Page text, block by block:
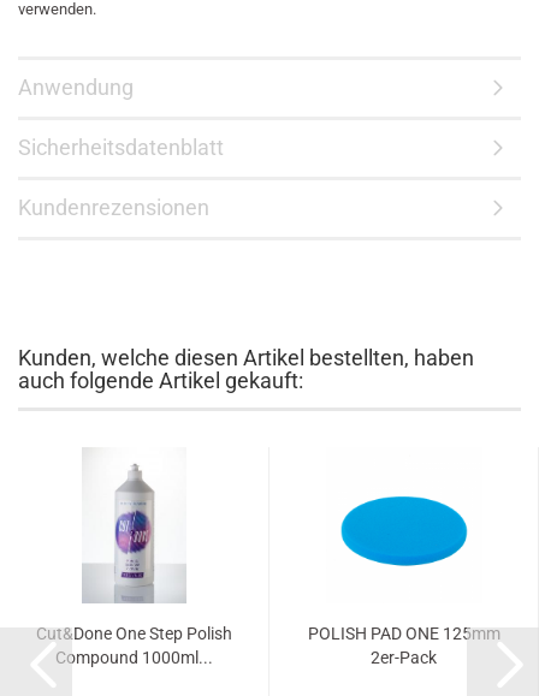
verwenden.
Anwendung
Sicherheitsdatenblatt
Kundenrezensionen
Kunden, welche diesen Artikel bestellten, haben
auch folgende Artikel gekauft:
Cut&Done One Step Polish
Compound 1000ml...
POLISH PAD ONE 125mm
2er-Pack